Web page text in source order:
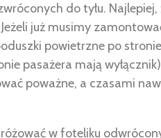
do tyłu. Najlepiej,
już musimy
powietrzne po stronie
pasażera mają
poważne, a czasami
w foteliku